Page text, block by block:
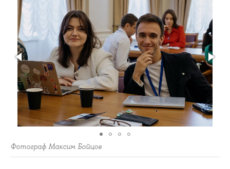
Фотограф Максим Бойцов